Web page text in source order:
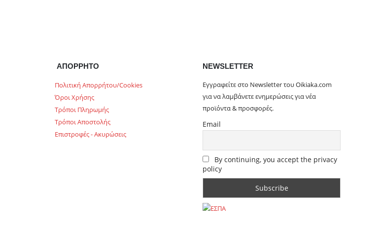
ΑΠΟΡΡΗΤΟ
Πολιτική Απορρήτου/Cookies
Όροι Χρήσης
Τρόποι Πληρωμής
Τρόποι Αποστολής
Επιστροφές - Ακυρώσεις
NEWSLETTER
Εγγραφείτε στο Newsletter του Oikiaka.com
για να λαμβάνετε ενημερώσεις για νέα
προϊόντα & προσφορές.
Email
By continuing, you accept the privacy
policy